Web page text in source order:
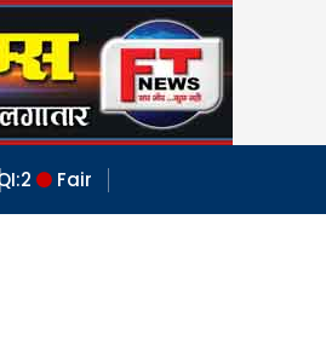
2 Fair